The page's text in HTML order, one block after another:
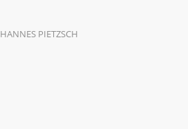
HANNES PIETZSCH